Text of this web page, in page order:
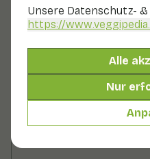
Unsere Datenschutz-
https://
Alle
Nur
Hauptgericht 2 Personen
Mit saisonalen Produkten
395 g Gemüse p. P.